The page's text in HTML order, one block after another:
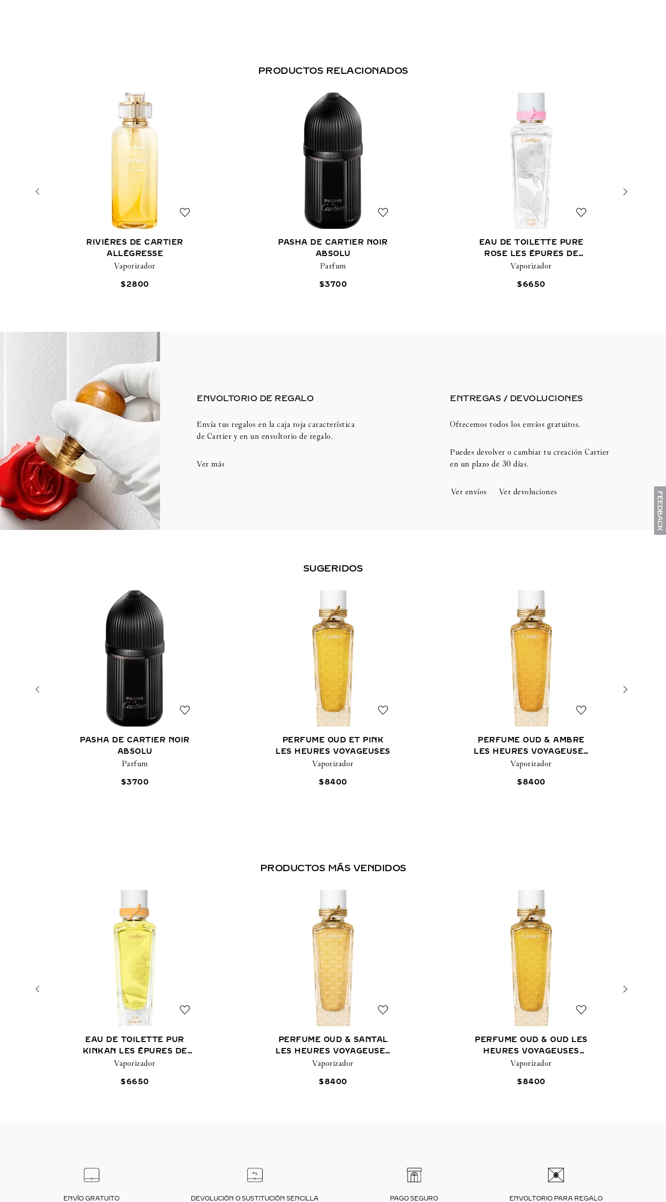
PRODUCTOS RELACIONADOS
RIVIÈRES DE CARTIER
ALLÉGRESSE
Vaporizador
$2800
PASHA DE CARTIER NOIR
ABSOLU
Parfum
$3700
EAU DE TOILETTE PURE
ROSE LES ÉPURES DE
PARFUM
Vaporizador
$6650
ENVOLTORIO DE REGALO
Envía tus regalos en la caja roja característica
de Cartier y en un envoltorio de regalo.
Ver más
ENTREGAS / DEVOLUCIONES​
Ofrecemos todos los envíos gratuitos.
Puedes devolver o cambiar tu creación Cartier
en un plazo de 30 días.​
Ver envíos Ver devoluciones
SUGERIDOS
PASHA DE CARTIER NOIR
ABSOLU
Parfum
$3700
PERFUME OUD ET PINK
LES HEURES VOYAGEUSES
Vaporizador
$8400
PERFUME OUD & AMBRE
LES HEURES VOYAGEUSES
75 ML
Vaporizador
$8400
PRODUCTOS MÁS VENDIDOS
EAU DE TOILETTE PUR
KINKAN LES ÉPURES DE
PARFUM
Vaporizador
$6650
PERFUME OUD & SANTAL
LES HEURES VOYAGEUSES
75 ML
Vaporizador
$8400
PERFUME OUD & OUD LES
HEURES VOYAGEUSES
75 ML
Vaporizador
$8400
ENVÍO GRATUITO DEVOLUCIÓN O SUSTITUCIÓN SENCILLA PAGO SEGURO ENVOLTORIO PARA REGALO